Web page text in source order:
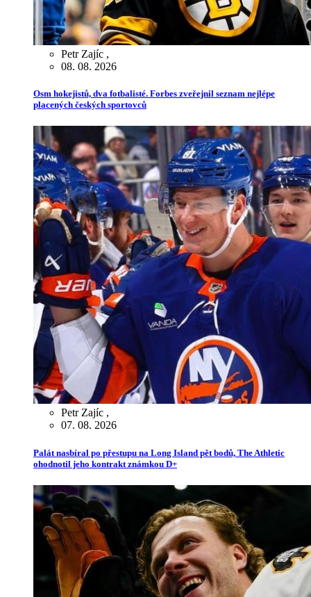
Petr Zajíc ,
08. 08. 2026
Osm hokejistů, dva fotbalisté. Forbes zveřejnil seznam nejlépe
placených českých sportovců
Petr Zajíc ,
07. 08. 2026
Palát nasbíral po přestupu na Long Island pět bodů, The Athletic
ohodnotil jeho kontrakt známkou D+